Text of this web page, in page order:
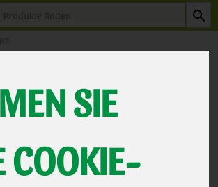
SIE
COOKIE-
18 VON 463
12